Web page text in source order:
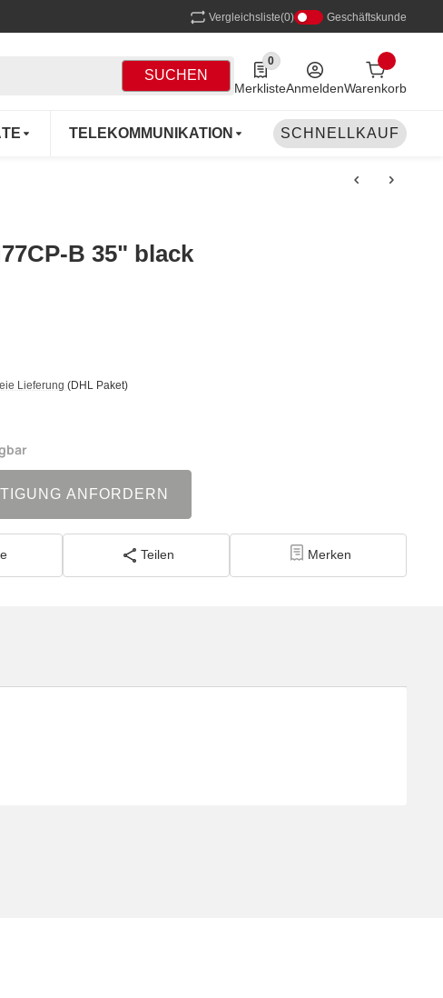
Vergleichsliste(0) Geschäftskunde
SUCHEN
0
0 Produkte in der Liste
MerklisteAnmeldenWarenkorb
TELEKOMMUNIKATION NETZWERK
SCHNELLKAUF
B 35" black
Lieferung (DHL Paket)
ANFORDERN
Teilen Merken